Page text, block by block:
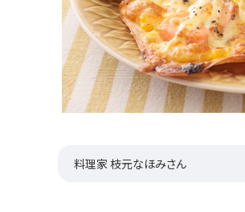
料理家 枝元なほみさん